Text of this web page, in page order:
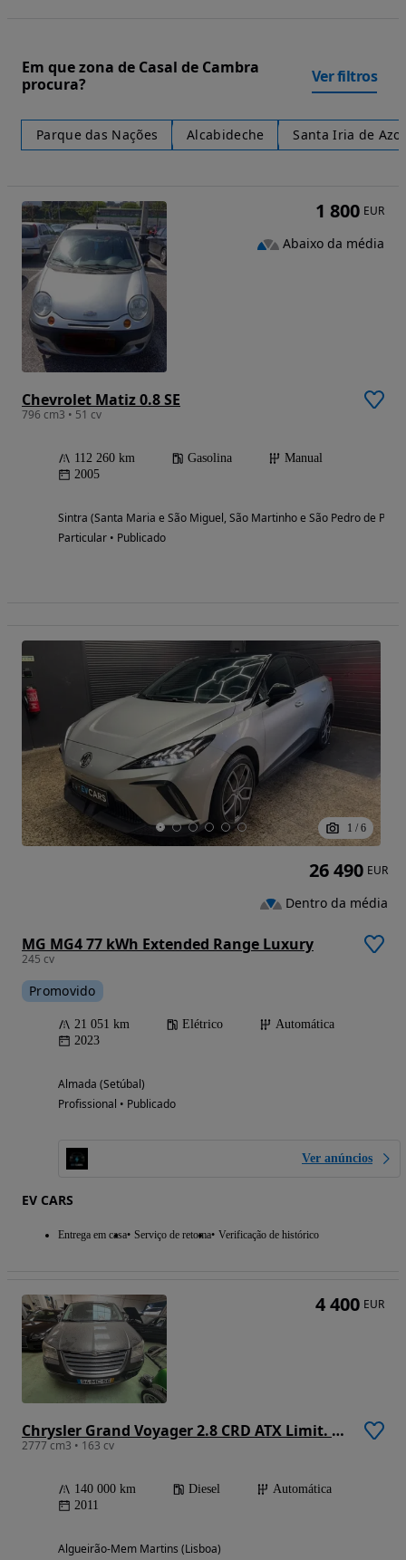
Em que zona de Casal de Cambra
procura?
Ver filtros
Parque das Nações Alcabideche Santa Iria de
Chevrolet Matiz 0.8 SE
796 cm3 • 51 cv
112 260 km Gasolina
Manual
2005
Sintra (Santa Maria e São Miguel, São Martinho e São Pedro de
Particular • Publicado
1 800 EUR
Abaixo da média
1 / 6
MG MG4 77 kWh Extended Range Luxury
245 cv
Promovido
21 051 km Elétrico
Automática
2023
Almada (Setúbal)
Profissional • Publicado
Ver anúncios
EV CARS
Entrega em casa Serviço de retoma Verificação de histórico
26 490 EUR
Dentro da média
Chrysler Grand Voyager 2.8 CRD ATX Limit. Stow Go DPF
2777 cm3 • 163 cv
140 000 km Diesel
Automática
2011
Algueirão-Mem Martins (Lisboa)
4 400 EUR